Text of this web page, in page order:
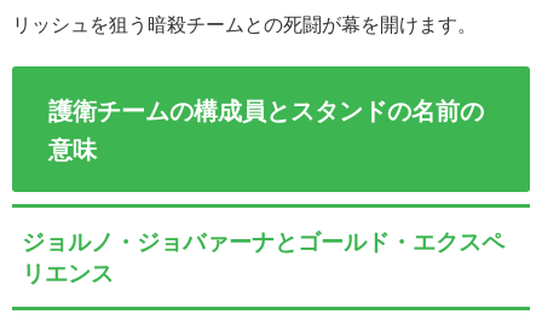
リッシュを狙う暗殺チームとの死闘が幕を開けます。
護衛チームの構成員とスタンドの名前の
意味
ジョルノ・ジョバァーナとゴールド・エクスペ
リエンス